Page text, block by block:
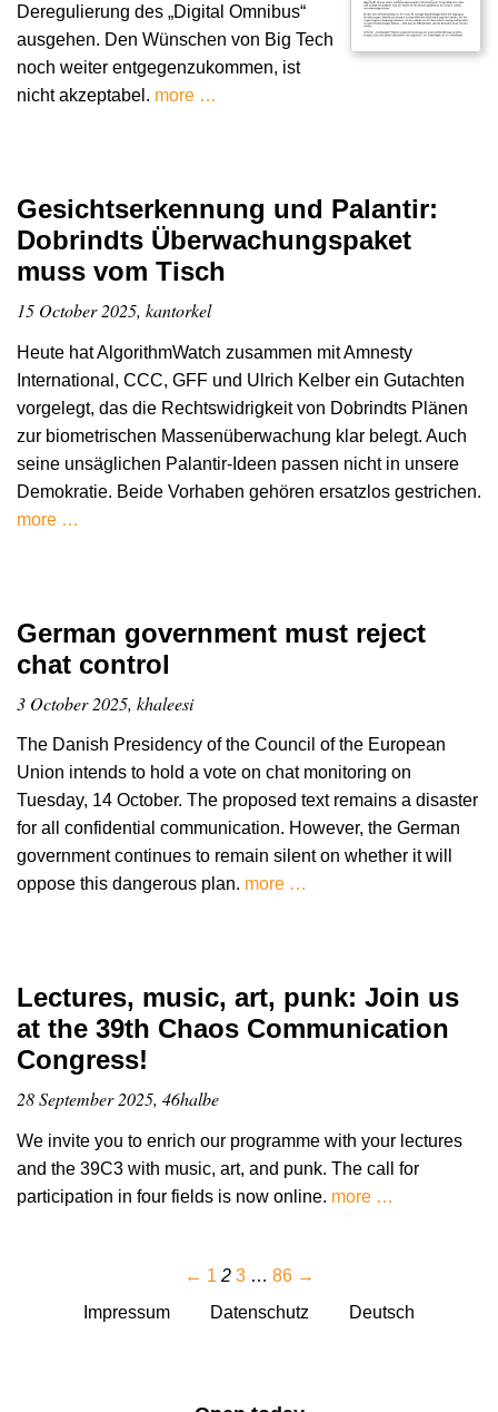
Deregulierung des „Digital Omnibus“
ausgehen. Den Wünschen von Big Tech
noch weiter entgegenzukommen, ist
nicht akzeptabel. more …
Gesichtserkennung und Palantir:
Dobrindts Überwachungspaket
muss vom Tisch
15 October 2025, kantorkel
Heute hat AlgorithmWatch zusammen mit Amnesty
International, CCC, GFF und Ulrich Kelber ein Gutachten
vorgelegt, das die Rechtswidrigkeit von Dobrindts Plänen
zur biometrischen Massenüberwachung klar belegt. Auch
seine unsäglichen Palantir-Ideen passen nicht in unsere
Demokratie. Beide Vorhaben gehören ersatzlos gestrichen.
more …
German government must reject
chat control
3 October 2025, khaleesi
The Danish Presidency of the Council of the European
Union intends to hold a vote on chat monitoring on
Tuesday, 14 October. The proposed text remains a disaster
for all confidential communication. However, the German
government continues to remain silent on whether it will
oppose this dangerous plan. more …
Lectures, music, art, punk: Join us
at the 39th Chaos Communication
Congress!
28 September 2025, 46halbe
We invite you to enrich our programme with your lectures
and the 39C3 with music, art, and punk. The call for
participation in four fields is now online. more …
← 1 2 3 … 86 →
Impressum
Datenschutz Deutsch